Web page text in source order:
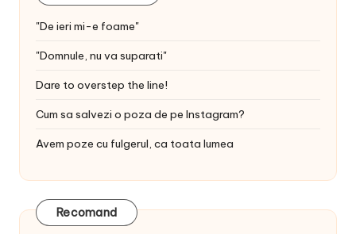
"De ieri mi-e foame"
"Domnule, nu va suparati"
Dare to overstep the line!
Cum sa salvezi o poza de pe Instagram?
Avem poze cu fulgerul, ca toata lumea
Recomand